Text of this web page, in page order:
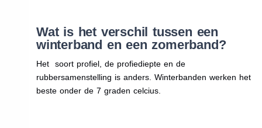
Wat is het verschil tussen een
winterband en een zomerband?
Het soort profiel, de profiediepte en de
rubbersamenstelling is anders. Winterbanden werken het
beste onder de 7 graden celcius.